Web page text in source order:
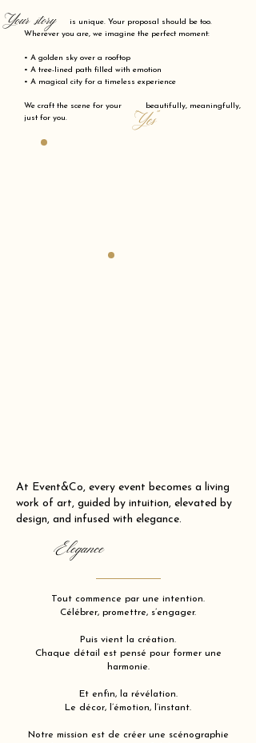
is unique. Your proposal should be too.
Wherever you are, we imagine the perfect moment:
• A golden sky over a rooftop
• A tree-lined path filled with emotion
• A magical city for a timeless experience
We craft the scene for your beautifully, meaningfully,
just for you.
"Yes"
Your story
At Event&Co, every event becomes a living
work of art, guided by intuition, elevated by
design, and infused with elegance.
Elegance
Tout commence par une intention.
Célébrer, promettre, s’engager.
Puis vient la création.
Chaque détail est pensé pour former une
harmonie.
Et enfin, la révélation.
Le décor, l’émotion, l’instant.
Notre mission est de créer une scénographie